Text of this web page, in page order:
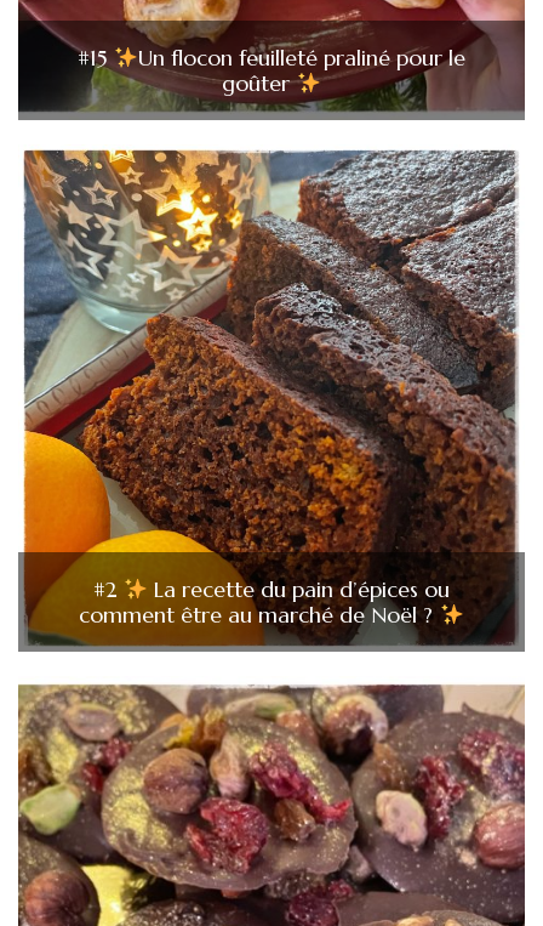
#15
Un flocon feuilleté praliné pour le
goûter
#2
La recette du pain d’épices ou
comment être au marché de Noël ?